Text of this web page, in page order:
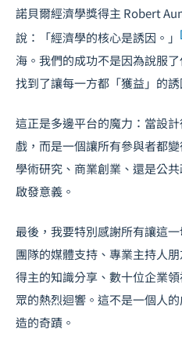
諾貝爾經濟學獎得主 Robert
說：「經濟學的核心是誘因。」
海。我們的成功不是因為說服
找到了讓每一方都「獲益」的誘
這正是多邊平台的魔力：當設
戲，而是一個讓所有參與者都
學術研究、商業創業、還是公
啟發意義。
最後，我要特別感謝所有讓這
團隊的媒體支持、專業主持人
得主的知識分享、數十位企業
眾的熱烈迴響。這不是一個人
造的奇蹟。